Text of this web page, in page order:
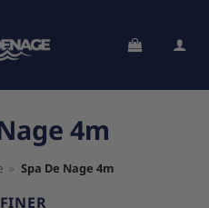
4m
» Spa De Nage 4m